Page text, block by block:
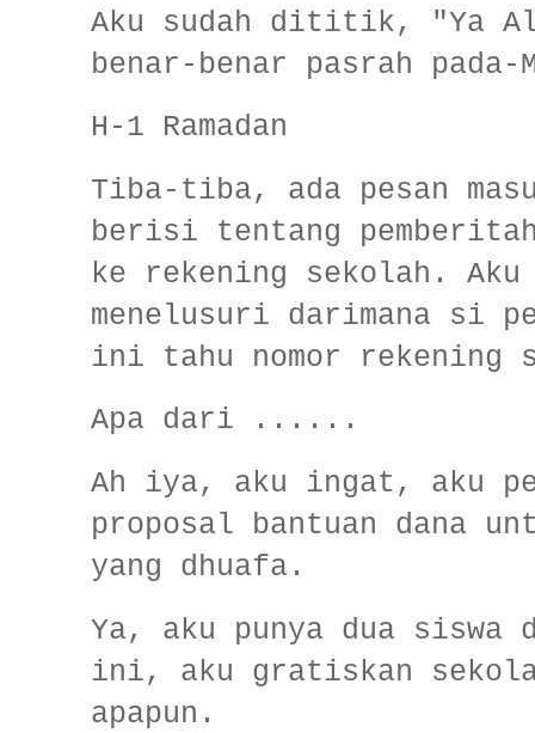
Aku sudah dititik, "Ya
benar-benar pasrah
H-1 Ramadan
Tiba-tiba, ada pesan
berisi tentang
ke rekening sekolah. Aku
menelusuri darimana si
ini tahu nomor rekening
Apa dari ......
Ah iya, aku ingat, aku
proposal bantuan dana
yang dhuafa.
Ya, aku punya dua siswa
ini, aku gratiskan
apapun.